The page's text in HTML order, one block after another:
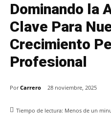
Dominando la
Clave Para
Crecimiento
Profesional
Por Carrero 28 noviembre, 2025
Tiempo de lectura: Menos de un